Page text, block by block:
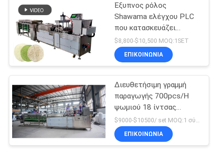
Έξυπνος ρόλος
Shawama ελέγχου PLC
που κατασκευάζει
Tortilla μηχανών που
κατασκευάζει τη μηχανή
$8,800-$10,500 MOQ:1SET
ΕΠΙΚΟΙΝΩΝΊΑ
Διευθετήσιμη γραμμή
παραγωγής 700pcs/H
ψωμιού 18 ίντσας
αραβική
$9000-$10500/ set MOQ:1 σύνολο
ΕΠΙΚΟΙΝΩΝΊΑ